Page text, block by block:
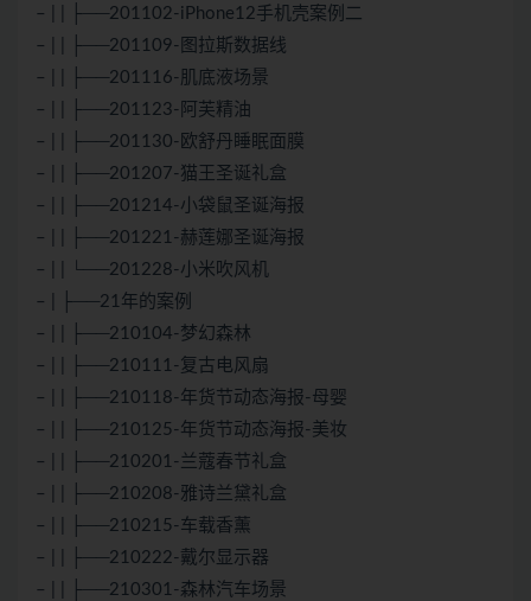
– | | ├──201102-iPhone12手机壳案例二
– | | ├──201109-图拉斯数据线
– | | ├──201116-肌底液场景
– | | ├──201123-阿芙精油
– | | ├──201130-欧舒丹睡眠面膜
– | | ├──201207-猫王圣诞礼盒
– | | ├──201214-小袋鼠圣诞海报
– | | ├──201221-赫莲娜圣诞海报
– | | └──201228-小米吹风机
– | ├──21年的案例
– | | ├──210104-梦幻森林
– | | ├──210111-复古电风扇
– | | ├──210118-年货节动态海报-母婴
– | | ├──210125-年货节动态海报-美妆
– | | ├──210201-兰蔻春节礼盒
– | | ├──210208-雅诗兰黛礼盒
– | | ├──210215-车载香薰
– | | ├──210222-戴尔显示器
– | | ├──210301-森林汽车场景